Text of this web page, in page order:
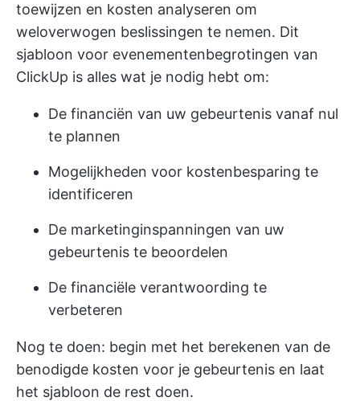
toewijzen en kosten analyseren om
weloverwogen beslissingen te nemen. Dit
sjabloon voor evenementenbegrotingen van
ClickUp is alles wat je nodig hebt om:
De financiën van uw gebeurtenis vanaf nul
te plannen
Mogelijkheden voor kostenbesparing te
identificeren
De marketinginspanningen van uw
gebeurtenis te beoordelen
De financiële verantwoording te
verbeteren
Nog te doen: begin met het berekenen van de
benodigde kosten voor je gebeurtenis en laat
het sjabloon de rest doen.